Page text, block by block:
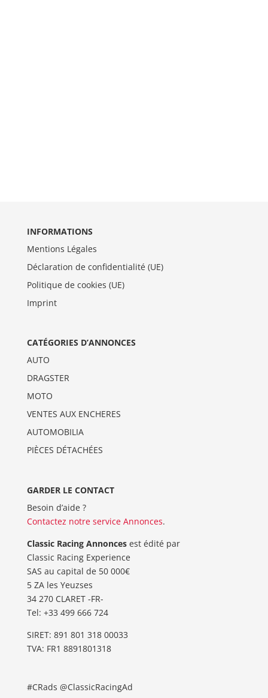
INFORMATIONS
Mentions Légales
Déclaration de confidentialité (UE)
Politique de cookies (UE)
Imprint
CATÉGORIES D’ANNONCES
AUTO
DRAGSTER
MOTO
VENTES AUX ENCHERES
AUTOMOBILIA
PIÈCES DÉTACHÉES
GARDER LE CONTACT
Besoin d’aide ?
Contactez notre service Annonces.
Classic Racing Annoncesest édité par
Classic Racing Experience
SAS au capital de 50 000€
5 ZA les Yeuzses
34 270 CLARET -FR-
Tel: ‭+33 499 666 724‬
SIRET: 891 801 318 00033
TVA: FR1 8891801318
#CRads @ClassicRacingAd